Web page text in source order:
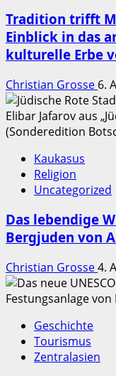
Tradition trifft
Einblick in das
kulturelle Erbe
Christian Grosse 6.
Kaukasus
Religion
Uncategorized
Das lebendige
Bergjuden von
Christian Grosse4.
Geschichte
Tourismus
Zentralasien